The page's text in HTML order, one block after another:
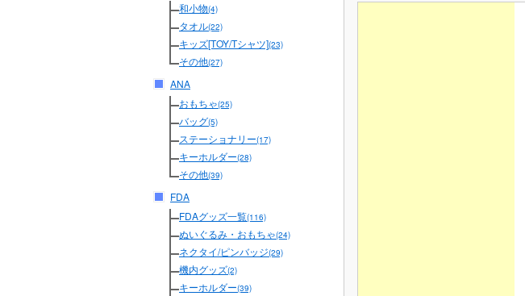
和小物(4)
タオル(22)
キッズ[TOY/Tシャツ](23)
その他(27)
ANA
おもちゃ(25)
バッグ(5)
ステーショナリー(17)
キーホルダー(28)
その他(39)
FDA
FDAグッズ一覧(116)
ぬいぐるみ・おもちゃ(24)
ネクタイ/ピンバッジ(29)
機内グッズ(2)
キーホルダー(39)